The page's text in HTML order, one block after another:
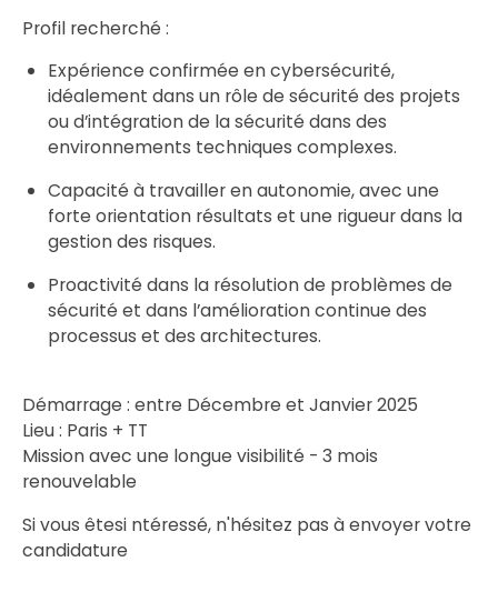
Profil recherché :
Expérience confirmée en cybersécurité,
idéalement dans un rôle de sécurité des projets
ou d’intégration de la sécurité dans des
environnements techniques complexes.
Capacité à travailler en autonomie, avec une
forte orientation résultats et une rigueur dans la
gestion des risques.
Proactivité dans la résolution de problèmes de
sécurité et dans l’amélioration continue des
processus et des architectures.
Démarrage : entre Décembre et Janvier 2025
Lieu : Paris + TT
Mission avec une longue visibilité - 3 mois
renouvelable
Si vous êtesi ntéressé, n'hésitez pas à envoyer votre
candidature